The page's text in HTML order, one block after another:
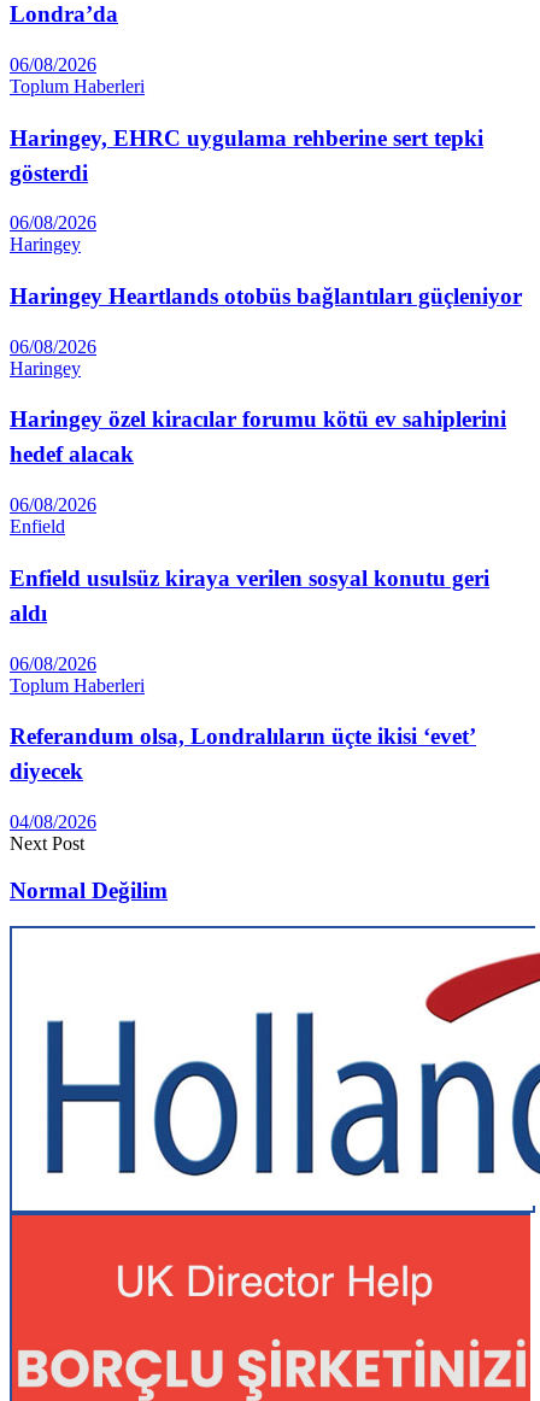
Londra’da
06/08/2026
Toplum Haberleri
Haringey, EHRC uygulama rehberine sert tepki
gösterdi
06/08/2026
Haringey
Haringey Heartlands otobüs bağlantıları güçleniyor
06/08/2026
Haringey
Haringey özel kiracılar forumu kötü ev sahiplerini
hedef alacak
06/08/2026
Enfield
Enfield usulsüz kiraya verilen sosyal konutu geri
aldı
06/08/2026
Toplum Haberleri
Referandum olsa, Londralıların üçte ikisi ‘evet’
diyecek
04/08/2026
Next Post
Normal Değilim